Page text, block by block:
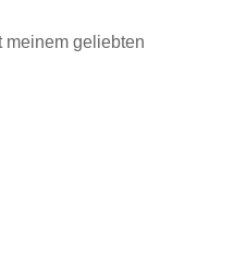
geliebten